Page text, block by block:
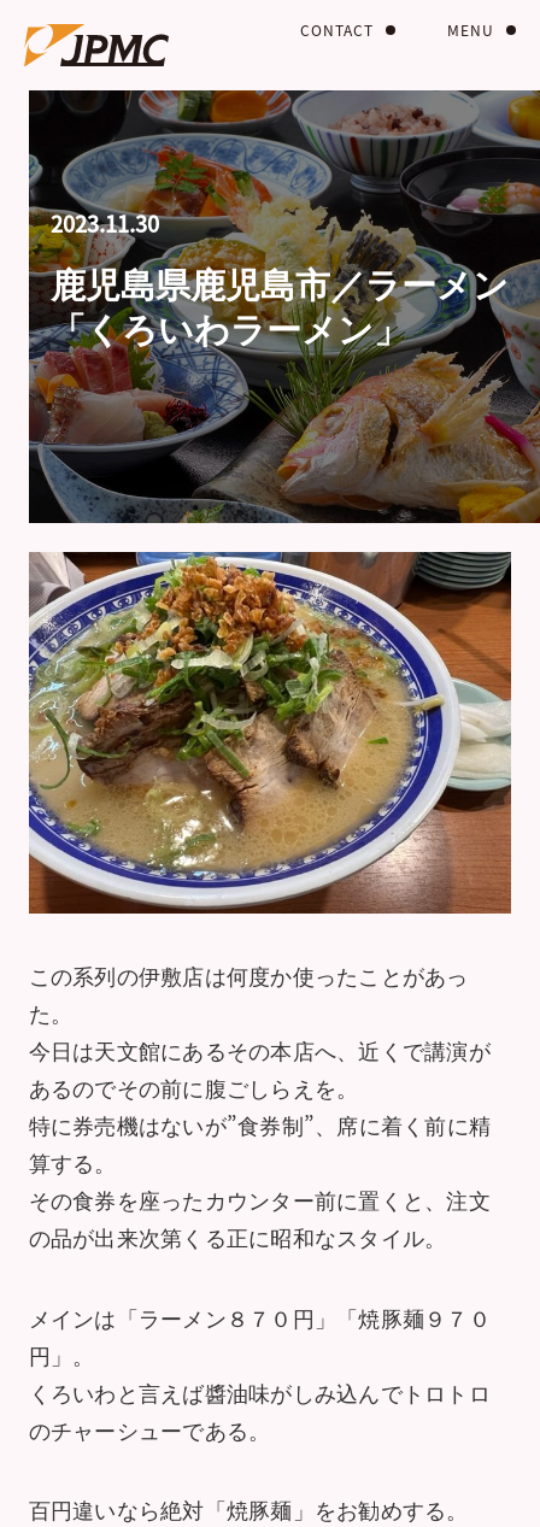
MENU
CONTACT
2023.11.30
鹿児島県鹿児島市／ラーメン
「くろいわラーメン」
この系列の伊敷店は何度か使ったことがあっ
た。
今日は天文館にあるその本店へ、近くで講演が
あるのでその前に腹ごしらえを。
特に券売機はないが”食券制”、席に着く前に精
算する。
その食券を座ったカウンター前に置くと、注文
の品が出来次第くる正に昭和なスタイル。
メインは「ラーメン８７０円」「焼豚麺９７０
円」。
くろいわと言えば醬油味がしみ込んでトロトロ
のチャーシューである。
百円違いなら絶対「焼豚麺」をお勧めする。